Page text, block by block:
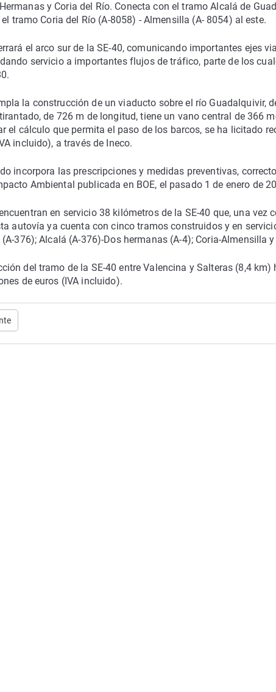
y Coria del Río. Conecta con el tramo Alcalá de
tramo Coria del Río (A-8058) - Almensilla (A- 8054) al este.
el arco sur de la SE-40, comunicando importantes ejes
servicio a importantes flujos de tráfico, parte de los
la construcción de un viaducto sobre el río Guadalquivir,
de 726 m de longitud, tiene un vano central de 366
el cálculo que permita el paso de los barcos, se ha licitado
incluido), a través de Ineco.
incorpora las prescripciones y medidas preventivas,
Ambiental publicada en BOE, el pasado 1 de enero de
en servicio 38 kilómetros de la SE-40 que, una vez
autovía ya cuenta con cinco tramos construidos y en
376); Alcalá (A-376)-Dos hermanas (A-4); Coria-Almensilla
del tramo de la SE-40 entre Valencina y Salteras (8,4
de euros (IVA incluido).